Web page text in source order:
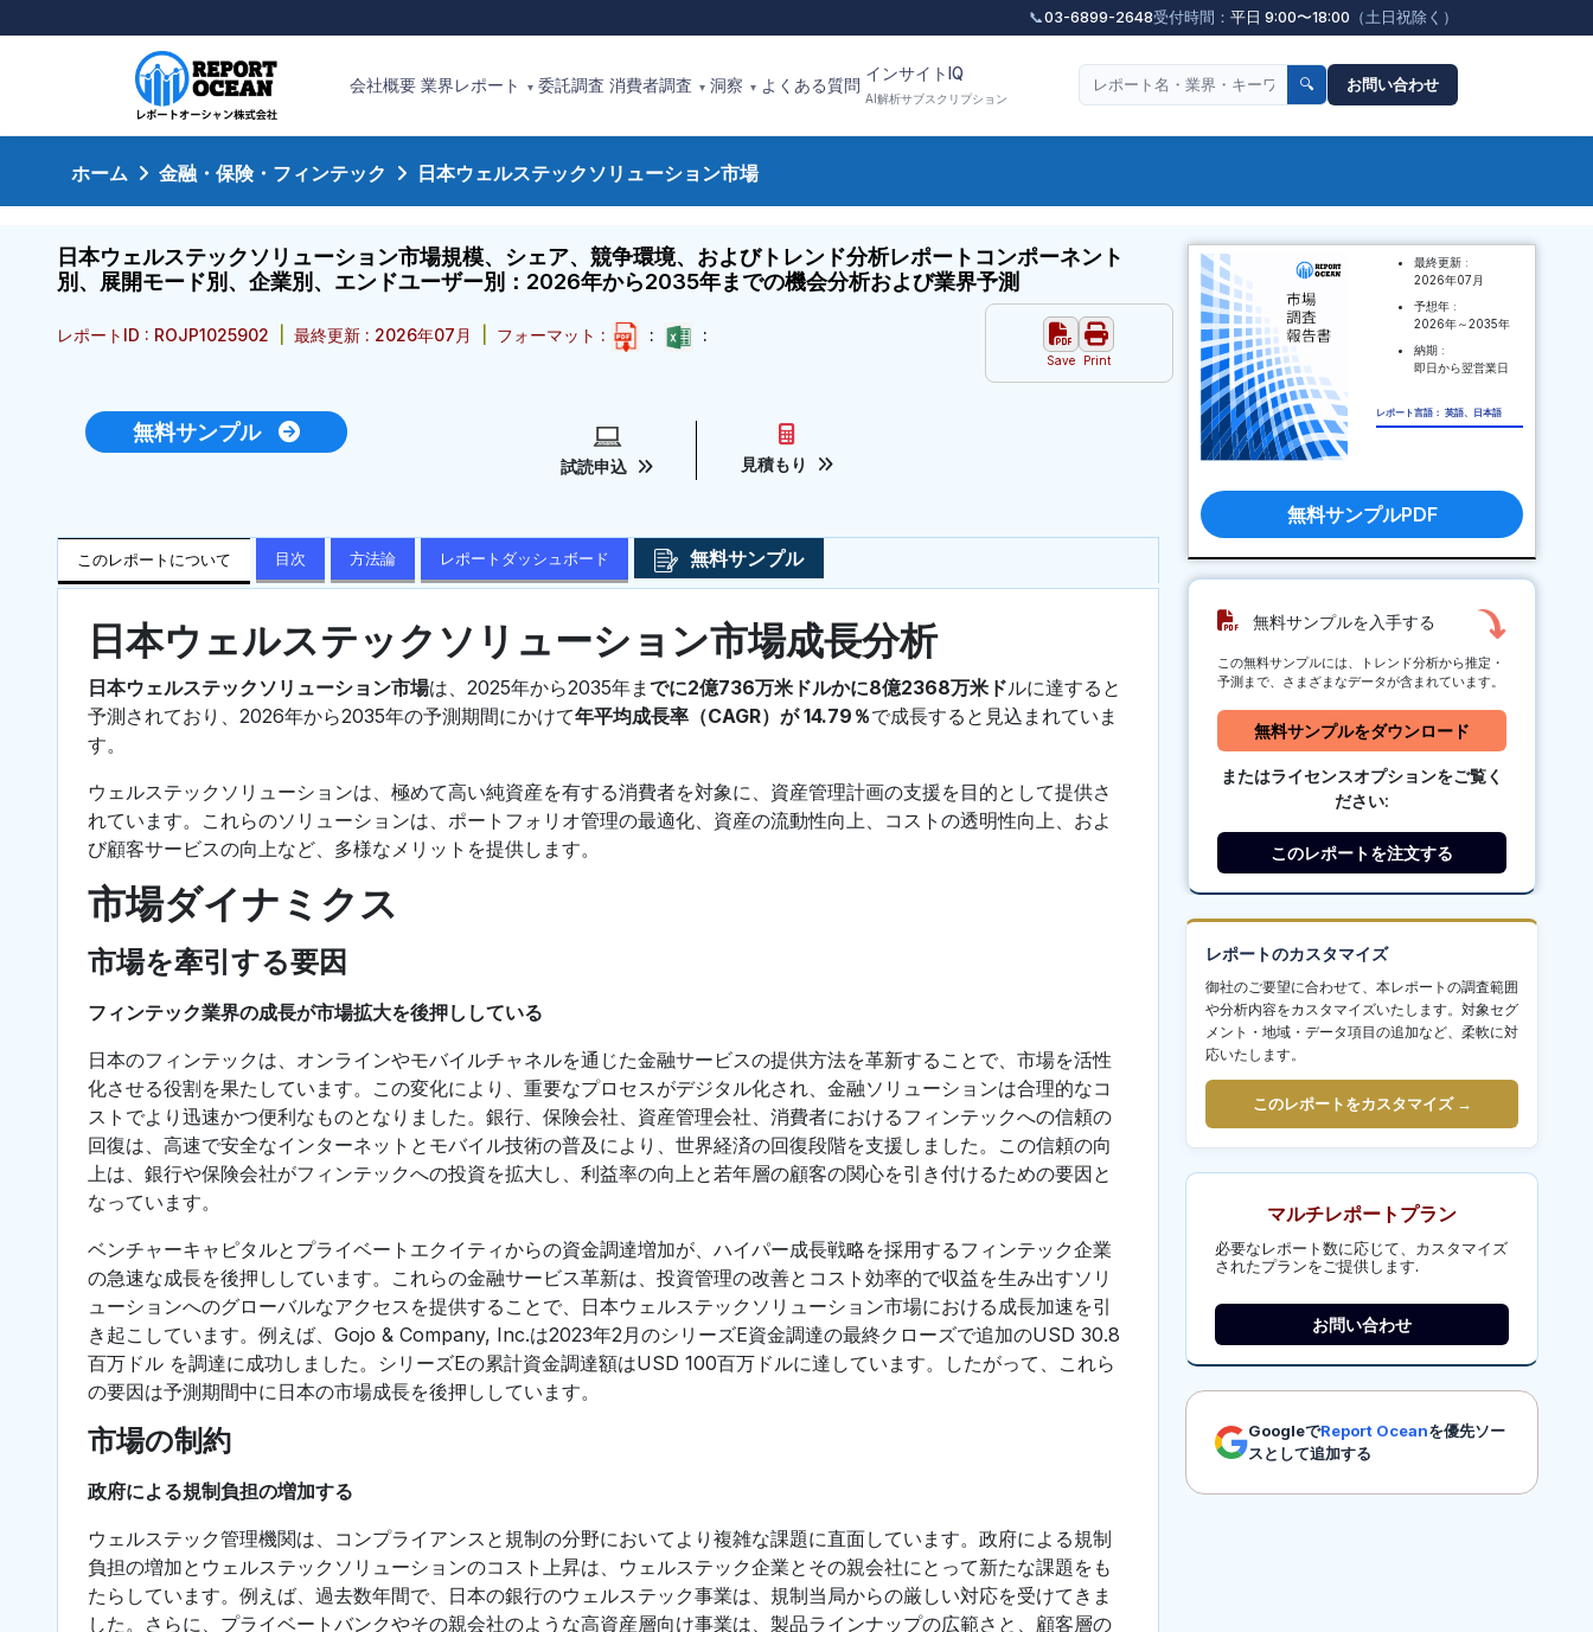
📞03-6899-2648受付時間： 平日 9:00〜18:00 （土日祝除く）
会社概要 業界レポート ▾ 委託調査 消費者調査 ▾ 洞察 ▾ よくある質問
インサイトIQ
AI解析サブスクリプション
🔍 お問い合わせ
ホーム 金融・保険・フィンテック 日本ウェルステックソリューション市場
日本ウェルステックソリューション市場規模、シェア、競争環境、およびトレンド分析レポートコンポーネント
別、展開モード別、企業別、エンドユーザー別：2026年から2035年までの機会分析および業界予測
レポートID : ROJP1025902 最終更新 : 2026年07月 フォーマット : : :
Save Print
無料サンプル
試読申込 見積もり
このレポートについて 目次 方法論 レポートダッシュボード 無料サンプル
日本ウェルステックソリューション市場成長分析
日本ウェルステックソリューション市場は、2025年から2035年ま でに2億736万米ドルかに8億2368万米ドルに達すると
予測されており、2026年から2035年の予測期間にかけて年平均成長率（CAGR）が 14.79％で成長すると見込まれていま
す。
ウェルステックソリューションは、極めて高い純資産を有する消費者を対象に、資産管理計画の支援を目的として提供さ
れています。これらのソリューションは、ポートフォリオ管理の最適化、資産の流動性向上、コストの透明性向上、およ
び顧客サービスの向上など、多様なメリットを提供します。
市場ダイナミクス
市場を牽引する要因
フィンテック業界の成長が市場拡大を後押ししている
日本のフィンテックは、オンラインやモバイルチャネルを通じた金融サービスの提供方法を革新することで、市場を活性
化させる役割を果たしています。この変化により、重要なプロセスがデジタル化され、金融ソリューションは合理的なコ
ストでより迅速かつ便利なものとなりました。銀行、保険会社、資産管理会社、消費者におけるフィンテックへの信頼の
回復は、高速で安全なインターネットとモバイル技術の普及により、世界経済の回復段階を支援しました。この信頼の向
上は、銀行や保険会社がフィンテックへの投資を拡大し、利益率の向上と若年層の顧客の関心を引き付けるための要因と
なっています。
ベンチャーキャピタルとプライベートエクイティからの資金調達増加が、ハイパー成長戦略を採用するフィンテック企業
の急速な成長を後押ししています。これらの金融サービス革新は、投資管理の改善とコスト効率的で収益を生み出すソリ
ューションへのグローバルなアクセスを提供することで、日本ウェルステックソリューション市場における成長加速を引
き起こしています。例えば、Gojo & Company, Inc.は2023年2月のシリーズE資金調達の最終クローズで追加のUSD 30.8
百万ドル を調達に成功しました。シリーズEの累計資金調達額はUSD 100百万ドルに達しています。したがって、これら
の要因は予測期間中に日本の市場成長を後押ししています。
市場の制約
政府による規制負担の増加する
ウェルステック管理機関は、コンプライアンスと規制の分野においてより複雑な課題に直面しています。政府による規制
負担の増加とウェルステックソリューションのコスト上昇は、ウェルステック企業とその親会社にとって新たな課題をも
たらしています。例えば、過去数年間で、日本の銀行のウェルステック事業は、規制当局からの厳しい対応を受けてきま
した。さらに、プライベートバンクやその親会社のような高資産層向け事業は、製品ラインナップの広範さと、顧客層の
最終更新 :
2026年07月
予想年 :
2026年～2035年
納期 :
即日から翌営業日
レポート言語： 英語、日本語
無料サンプルPDF
無料サンプルを入手する
この無料サンプルには、トレンド分析から推定・
予測まで、さまざまなデータが含まれています。
無料サンプルをダウンロード
またはライセンスオプションをご覧く
ださい:
このレポートを注文する
レポートのカスタマイズ
御社のご要望に合わせて、本レポートの調査範囲
や分析内容をカスタマイズいたします。対象セグ
メント・地域・データ項目の追加など、柔軟に対
応いたします。
このレポートをカスタマイズ →
マルチレポートプラン
必要なレポート数に応じて、カスタマイズ
されたプランをご提供します.
お問い合わせ
GoogleでReport Oceanを優先ソー
スとして追加する